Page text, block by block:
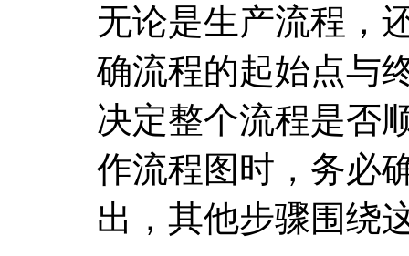
无论是生产流程，
确流程的起始点与
决定整个流程是否
作流程图时，务必
出，其他步骤围绕